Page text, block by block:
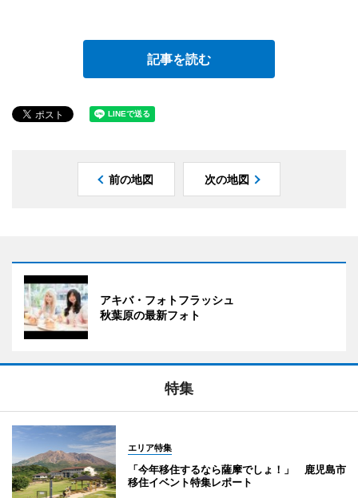
記事を読む
前の地図 次の地図
アキバ・フォトフラッシュ
秋葉原の最新フォト
特集
エリア特集
「今年移住するなら薩摩でしょ！」 鹿児島市
移住イベント特集レポート